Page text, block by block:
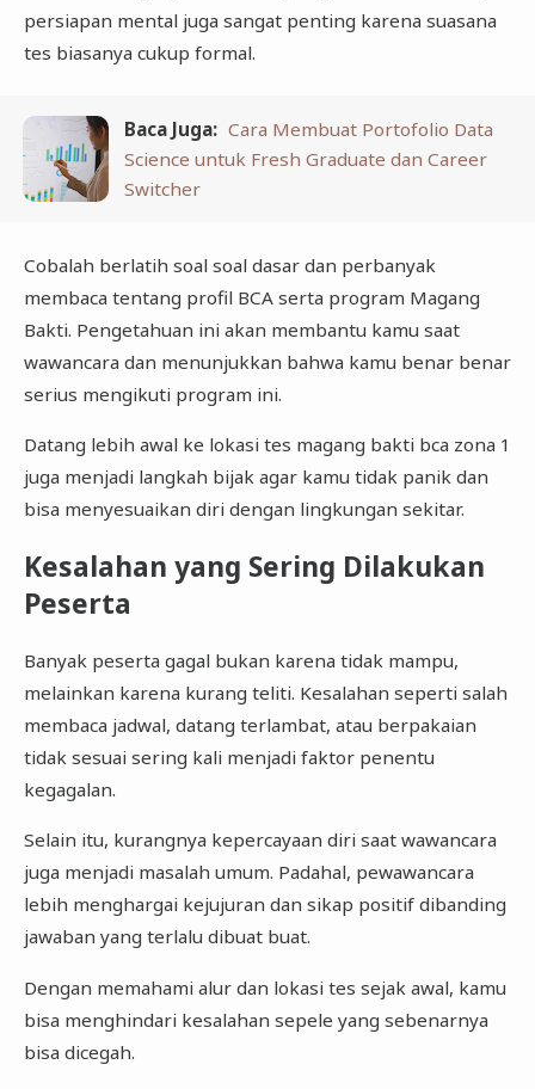
persiapan mental juga sangat penting karena suasana
tes biasanya cukup formal.
Baca Juga: Cara Membuat Portofolio Data
Science untuk Fresh Graduate dan Career
Switcher
Cobalah berlatih soal soal dasar dan perbanyak
membaca tentang profil BCA serta program Magang
Bakti. Pengetahuan ini akan membantu kamu saat
wawancara dan menunjukkan bahwa kamu benar benar
serius mengikuti program ini.
Datang lebih awal ke lokasi tes magang bakti bca zona 1
juga menjadi langkah bijak agar kamu tidak panik dan
bisa menyesuaikan diri dengan lingkungan sekitar.
Kesalahan yang Sering Dilakukan
Peserta
Banyak peserta gagal bukan karena tidak mampu,
melainkan karena kurang teliti. Kesalahan seperti salah
membaca jadwal, datang terlambat, atau berpakaian
tidak sesuai sering kali menjadi faktor penentu
kegagalan.
Selain itu, kurangnya kepercayaan diri saat wawancara
juga menjadi masalah umum. Padahal, pewawancara
lebih menghargai kejujuran dan sikap positif dibanding
jawaban yang terlalu dibuat buat.
Dengan memahami alur dan lokasi tes sejak awal, kamu
bisa menghindari kesalahan sepele yang sebenarnya
bisa dicegah.